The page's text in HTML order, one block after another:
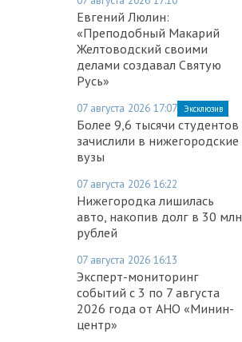
Евгений Люлин:
«Преподобный Макарий
Желтоводский своими
делами создавал Святую
Русь»
07 августа 2026 17:07 Эксклюзив
Более 9,6 тысячи студентов
зачислили в нижегородские
вузы
07 августа 2026 16:22
Нижегородка лишилась
авто, накопив долг в 30 млн
рублей
07 августа 2026 16:13
Эксперт-мониторинг
событий с 3 по 7 августа
2026 года от АНО «Минин-
центр»